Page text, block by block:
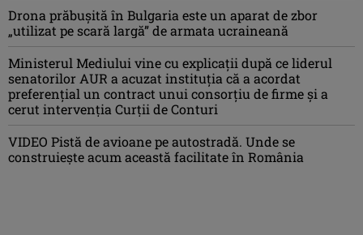
Drona prăbuşită în Bulgaria este un aparat de zbor
„utilizat pe scară largă” de armata ucraineană
Ministerul Mediului vine cu explicații după ce liderul
senatorilor AUR a acuzat instituția că a acordat
preferențial un contract unui consorțiu de firme și a
cerut intervenția Curții de Conturi
VIDEO Pistă de avioane pe autostradă. Unde se
construiește acum această facilitate în România